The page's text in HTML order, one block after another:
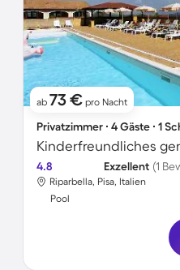
ab 73 € pro Nacht
Privatzimmer ∙ 4 Gäste ∙ 1
4.8 Exzellent (1
Riparbella, Pisa, Italien
Pool